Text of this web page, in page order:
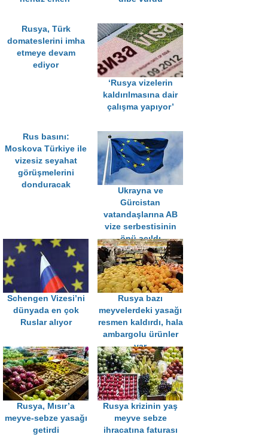
Rusya, Türk
domateslerini imha
etmeye devam
ediyor
‘Rusya vizelerin
kaldırılmasına dair
çalışma yapıyor’
Rus basını:
Moskova Türkiye ile
vizesiz seyahat
görüşmelerini
donduracak
Ukrayna ve
Gürcistan
vatandaşlarına AB
vize serbestisinin
önü açıldı
Schengen Vizesi’ni
dünyada en çok
Ruslar alıyor
Rusya bazı
meyvelerdeki yasağı
resmen kaldırdı, hala
ambargolu ürünler
var
Rusya, Mısır’a
meyve-sebze yasağı
getirdi
Rusya krizinin yaş
meyve sebze
ihracatına faturası